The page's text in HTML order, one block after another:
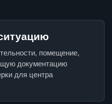
помещение,
документацию
для центра